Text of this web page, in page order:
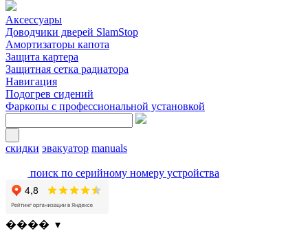
Аксессуары
Доводчики дверей SlamStop
Амортизаторы капота
Защита картера
Защитная сетка радиатора
Навигация
Подогрев сидений
Фаркопы с профессиональной установкой
скидки эвакуатор manuals
поиск по серийному номеру устройства
���� ▾